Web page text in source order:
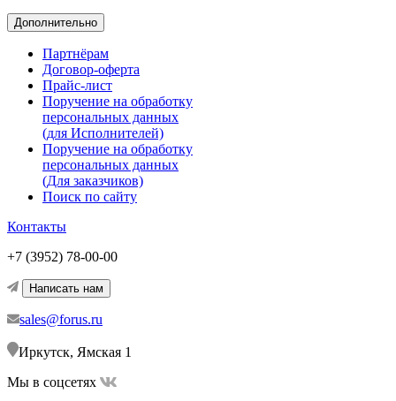
Дополнительно
Партнёрам
Договор-оферта
Прайс-лист
Поручение на обработку
персональных данных
(для Исполнителей)
Поручение на обработку
персональных данных
(Для заказчиков)
Поиск по сайту
Контакты
+7 (3952) 78-00-00
Написать нам
sales@forus.ru
Иркутск, Ямская 1
Мы в соцсетях